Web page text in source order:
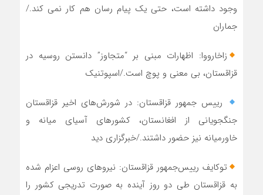
وجود داشته است، حتی یک پیام رسان هم کار نمی کند./
جماران
زاخارووا: اظهارات مبنی بر “متجاوز” دانستن روسیه در
قزاقستان، بی معنی و پوچ است./اسپوتنیک
رییس جمهور قزاقستان: در شورش‌های اخیر قزاقستان
جنگجویانی از افغانستان، کشورهای آسیای میانه و
خاورمیانه نیز حضور داشتند./خبرگزاری دید
توکایف رییس‌جمهور قزاقستان: نیروهای روسی اعزام شده
به قزاقستان طی دو روز آینده به صورت تدریجی کشور را